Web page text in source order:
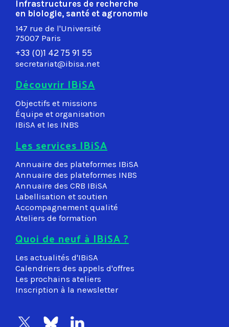
Infrastructures de recherche
en biologie, santé et agronomie
147 rue de l'Université
75007 Paris
+33 (0)1 42 75 91 55
secretariat@ibisa.net
Découvrir IBiSA
Objectifs et missions
Équipe et organisation
IBiSA et les INBS
Les services IBiSA
Annuaire des plateformes IBiSA
Annuaire des plateformes INBS
Annuaire des CRB IBiSA
Labellisation et soutien
Accompagnement qualité
Ateliers de formation
Quoi de neuf à IBiSA ?
Les actualités d'IBiSA
Calendriers des appels d'offres
Les prochains ateliers
Inscription à la newsletter